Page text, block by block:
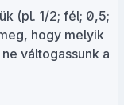
(pl. 1/2; fél; 0,5;
hogy melyik
váltogassunk a